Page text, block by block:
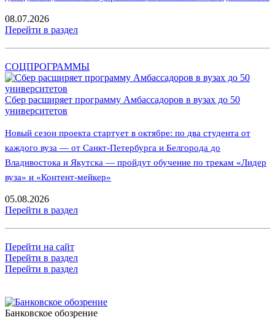
08.07.2026
Перейти в раздел
СОЦПРОГРАММЫ
Сбер расширяет программу Амбассадоров в вузах до 50
университетов
Новый сезон проекта стартует в октябре: по два студента от
каждого вуза — от Санкт-Петербурга и Белгорода до
Владивостока и Якутска — пройдут обучение по трекам «Лидер
вуза» и «Контент-мейкер»
05.08.2026
Перейти в раздел
Перейти на сайт
Перейти в раздел
Перейти в раздел
Банковское обозрение